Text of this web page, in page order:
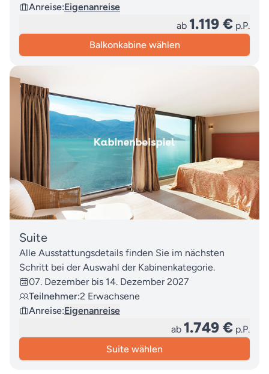
Anreise:Eigenanreise
ab 1.119 € p.P.
Balkonkabine wählen
Suite
Alle Ausstattungsdetails finden Sie im nächsten
Schritt bei der Auswahl der Kabinenkategorie.
07. Dezember bis 14. Dezember 2027
Teilnehmer:2 Erwachsene
Anreise:Eigenanreise
ab 1.749 € p.P.
Suite wählen